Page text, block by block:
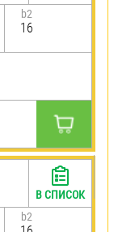
b2
16
b2
В СПИСОК